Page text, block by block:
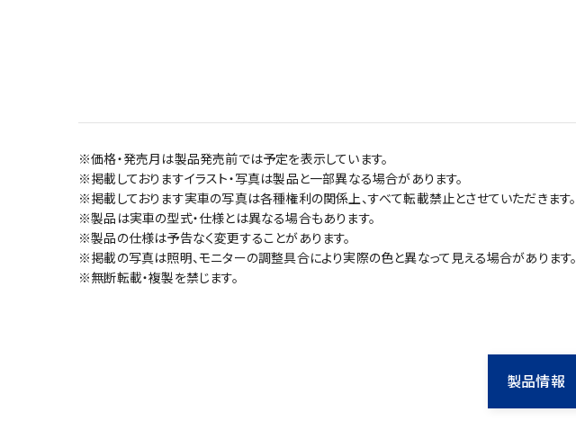
※価格・発売月は製品発売前では予定を表示しています。
※掲載しておりますイラスト・写真は製品と一部異なる場合があります。
※掲載しております実車の写真は各種権利の関係上、すべて転載禁止とさせていただきます。
※製品は実車の型式・仕様とは異なる場合もあります。
※製品の仕様は予告なく変更することがあります。
※掲載の写真は照明、モニターの調整具合により実際の色と異なって見える場合があります。
※無断転載・複製を禁じます。
製品情報